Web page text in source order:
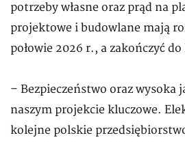
potrzeby własne oraz prąd na
projektowe i budowlane mają
połowie 2026 r., a zakończyć
– Bezpieczeństwo oraz wysoka
naszym projekcie kluczowe.
kolejne polskie